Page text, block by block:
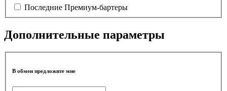
Последние Премиум-бартеры
Дополнительные параметры
В обмен предложите мне